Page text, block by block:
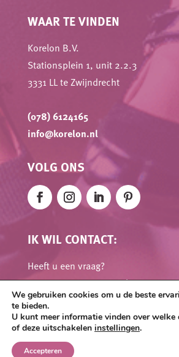
WAAR TE VINDEN
Korelon B.V.
Stationsplein 1, unit 2.2.3
3331 LL te Zwijndrecht
(078) 6124165
info@korelon.nl
VOLG ONS
IK WIL CONTACT:
Heeft u een vraag?
Neem contact met Korelon op, wij
woord.
We gebruiken cookies om u de beste
te bieden.
U kunt meer informatie vinden over
of deze uitschakelen instellingen.
Accepteren